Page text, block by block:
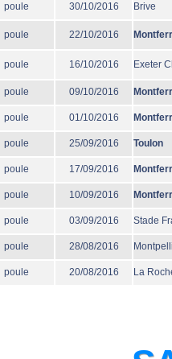
poule 30/10/2016 Brive
poule 22/10/2016
poule 16/10/2016 Exeter
poule 09/10/2016
poule 01/10/2016
poule 25/09/2016 Toulon
poule 17/09/2016
poule 10/09/2016
poule 03/09/2016 Stade
poule 28/08/2016
poule 20/08/2016 La